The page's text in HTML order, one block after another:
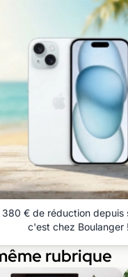
380 € de réduction depuis
c'est chez Boulanger !
rubrique